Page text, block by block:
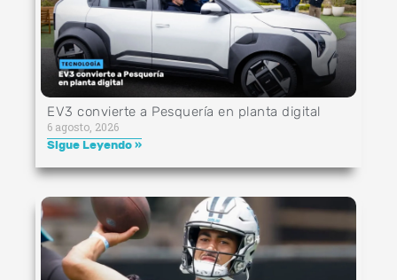
EV3 convierte a Pesquería en planta digital
6 agosto, 2026
Sigue Leyendo »